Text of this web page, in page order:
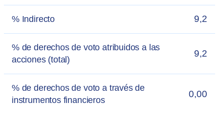
% Indirecto 9,2
% de derechos de voto atribuidos a las
acciones (total)
9,2
% de derechos de voto a través de
instrumentos financieros
0,00